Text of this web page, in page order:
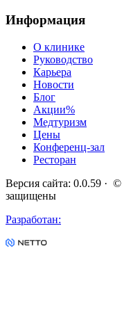
Информация
О клинике
Руководство
Карьера
Новости
Блог
Акции%
Медтуризм
Цены
Конференц-зал
Ресторан
Версия сайта: 0.0.59 · ©
защищены
Разработан: